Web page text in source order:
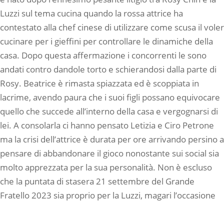
Luzzi sul tema cucina quando la rossa attrice ha
contestato alla chef cinese di utilizzare come scusa il voler
cucinare per i gieffini per controllare le dinamiche della
casa. Dopo questa affermazione i concorrenti le sono
andati contro dandole torto e schierandosi dalla parte di
Rosy. Beatrice è rimasta spiazzata ed è scoppiata in
lacrime, avendo paura che i suoi figli possano equivocare
quello che succede all’interno della casa e vergognarsi di
lei. A consolarla ci hanno pensato Letizia e Ciro Petrone
ma la crisi dell’attrice è durata per ore arrivando persino a
pensare di abbandonare il gioco nonostante sui social sia
molto apprezzata per la sua personalità. Non è escluso
che la puntata di stasera 21 settembre del Grande
Fratello 2023 sia proprio per la Luzzi, magari l’occasione